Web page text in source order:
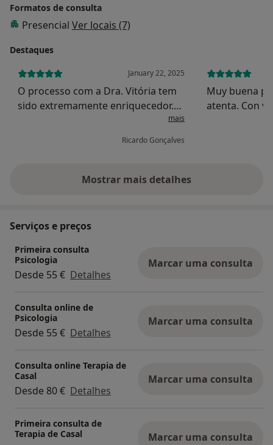
Formatos de consulta
Presencial Ver locais (7)
Destaques
January 22, 2025
O processo com a Dra. Vitória tem
sido extremamente enriquecedor.
Senti-me sempre acolhido, validado
e principalmente ouvido. A forma
mais
Ricardo Gonçalves
Muy buena
atenta. Con
Mostrar mais detalhes
sobre a experiência
Serviços e preços
Primeira consulta
Psicologia
Desde 55 € Detalhes
Marcar uma consulta
Consulta online de
Psicologia
Desde 55 € Detalhes
Marcar uma consulta
Consulta online Terapia de
Casal
Desde 80 € Detalhes
Marcar uma consulta
Primeira consulta de
Terapia de Casal
Marcar uma consulta